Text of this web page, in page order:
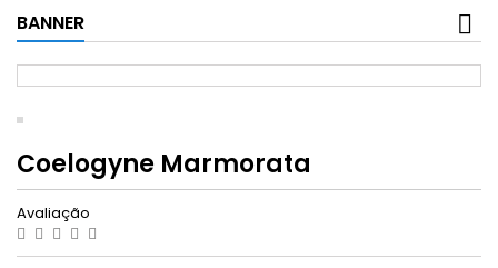
BANNER
Coelogyne Marmorata
Avaliação